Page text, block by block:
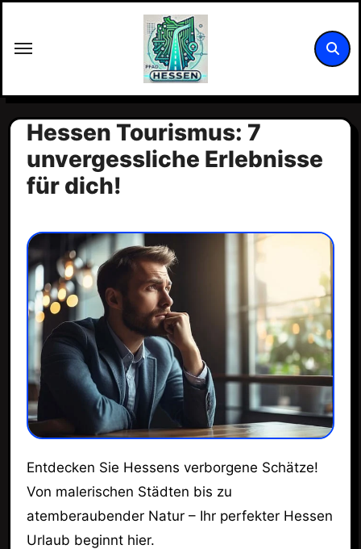
springen
Hessen Tourismus: 7
unvergessliche Erlebnisse
für dich!
Entdecken Sie Hessens verborgene Schätze!
Von malerischen Städten bis zu
atemberaubender Natur – Ihr perfekter Hessen
Urlaub beginnt hier.